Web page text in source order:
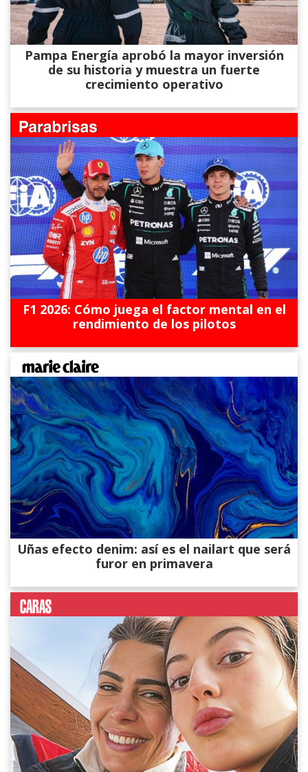
Pampa Energía aprobó la mayor inversión
de su historia y muestra un fuerte
crecimiento operativo
F1 2026: Cómo juega el factor mental en el
rendimiento de los pilotos
Uñas efecto denim: así es el nailart que será
furor en primavera